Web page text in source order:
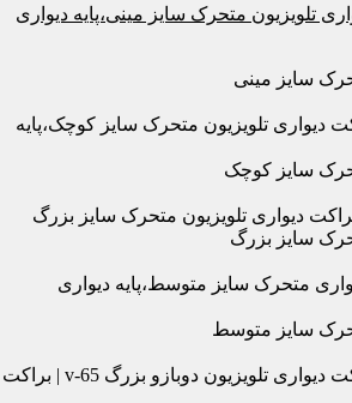
تلویزیون متحرک سایز مینی،پایه دیواری
سایز مینی
دیواری تلویزیون متحرک سایز کوچک،پایه
سایز کوچک
دیواری تلویزیون متحرک سایز بزرگ
سایز بزرگ
متحرک سایز متوسط،پایه دیواری
سایز متوسط
قیمت و خرید براکت دیواری تلویزیون دوبازو بزرگ v-65 | براکت